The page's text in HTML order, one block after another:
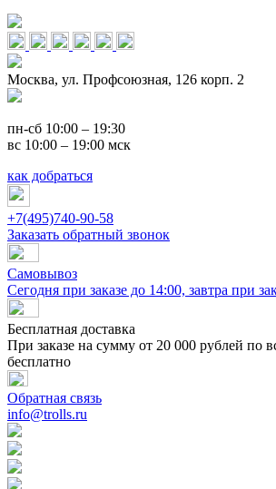
Москва, ул. Профсоюзная, 126 корп. 2
пн-сб 10:00 – 19:30
вс 10:00 – 19:00 мск
как добраться
+7(495)740-90-58
Заказать обратный звонок
Самовывоз
Сегодня при заказе до 14:00, завтра при
Бесплатная доставка
При заказе на сумму от 20 000 рублей по
бесплатно
Обратная связь
info@trolls.ru